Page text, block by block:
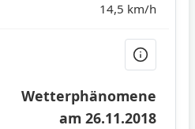
14,5 km/h
Wetterphänomene
am 26.11.2018